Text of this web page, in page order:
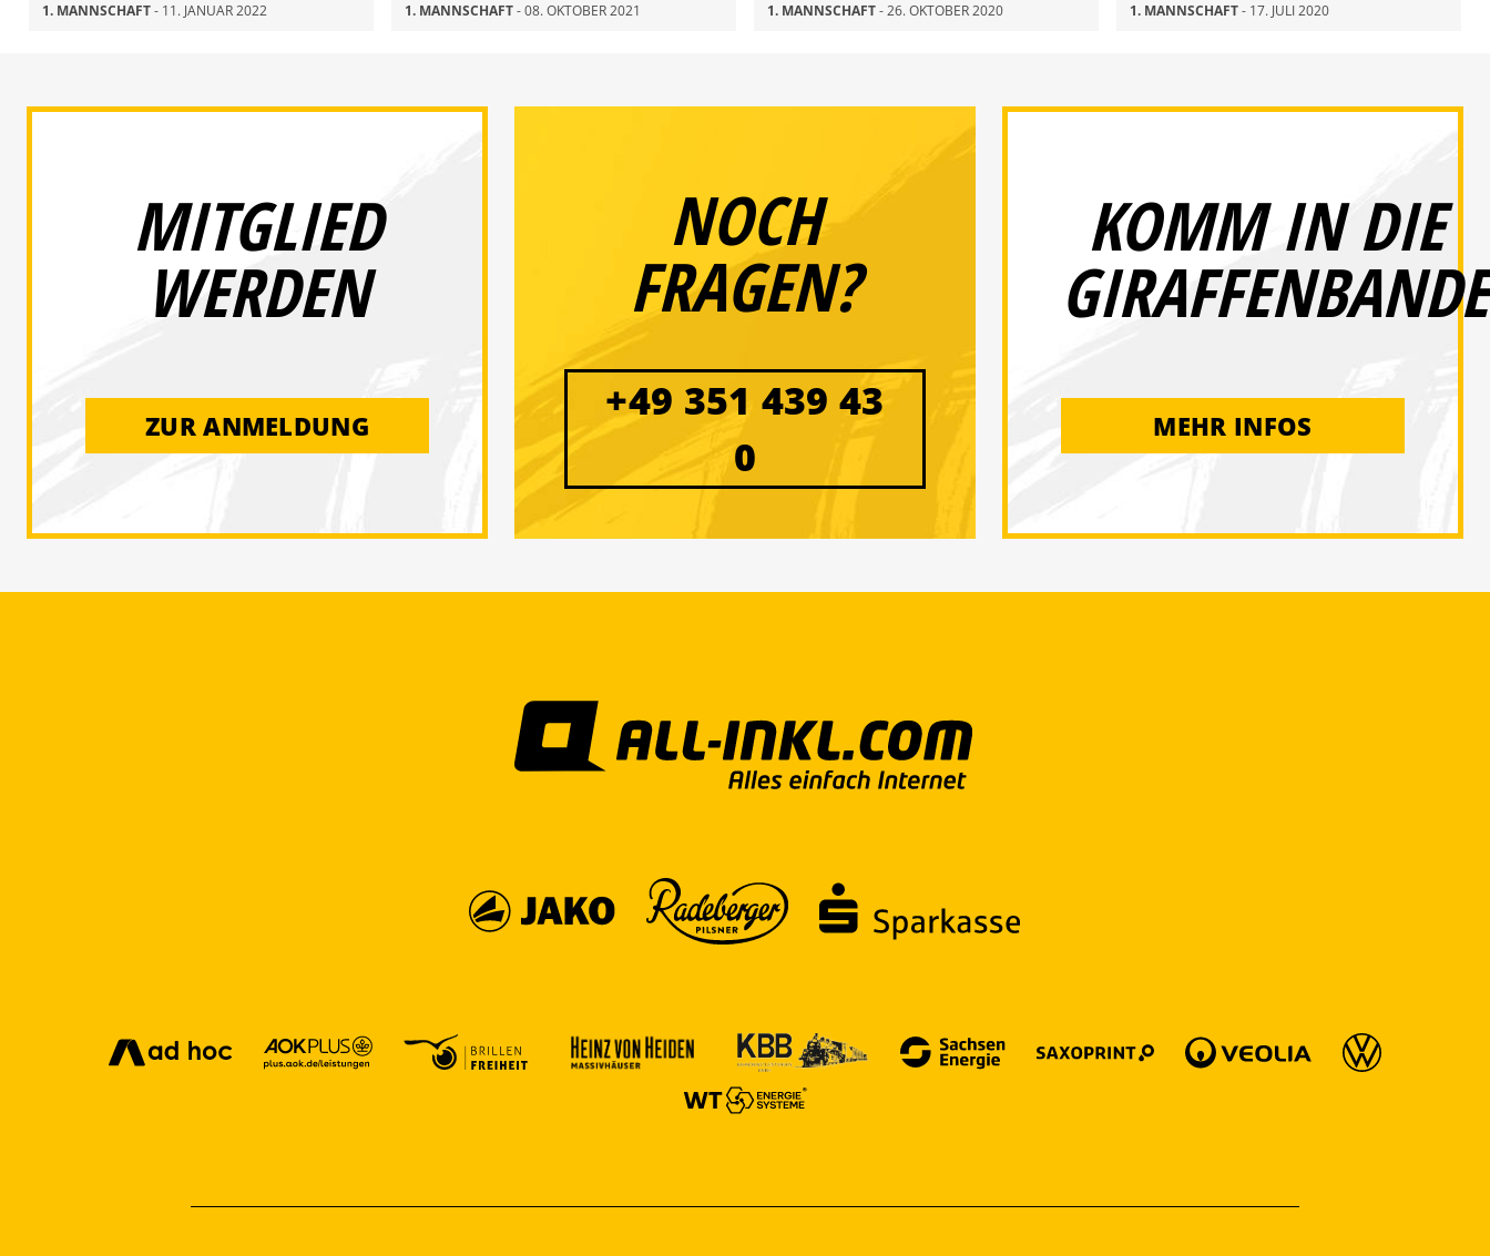
1. MANNSCHAFT- 11. JANUAR 2022 1. MANNSCHAFT- 08. OKTOBER 2021 1. MANNSCHAFT- 26. OKTOBER 2020 1. MANNSCHAFT- 17. JULI 2020
MITGLIED
WERDEN
ZUR ANMELDUNG
NOCH
FRAGEN?
+49 351 439 43
0
KOMM IN DIE
GIRAFFENBANDE
MEHR INFOS